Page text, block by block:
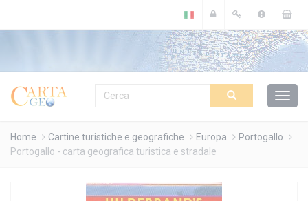
Home Cartine turistiche e geografiche Europa
Portogallo
Portogallo - carta geografica turistica e stradale